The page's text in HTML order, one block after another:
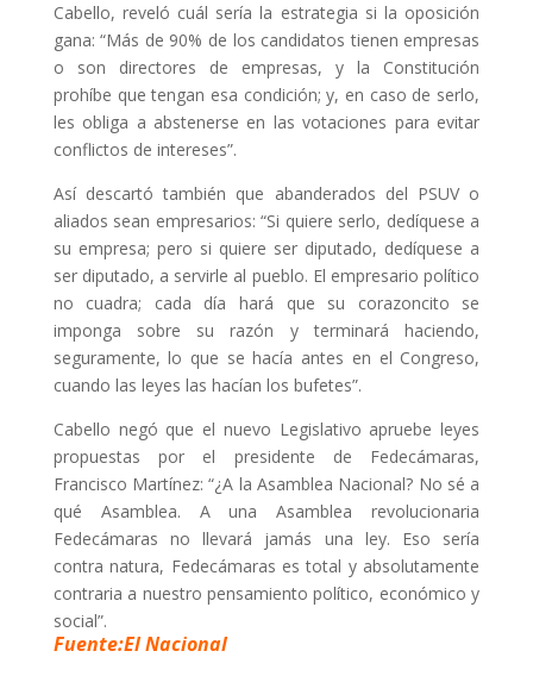
Cabello, reveló cuál sería la estrategia si la oposición
gana: “Más de 90% de los candidatos tienen empresas
o son directores de empresas, y la Constitución
prohíbe que tengan esa condición; y, en caso de serlo,
les obliga a abstenerse en las votaciones para evitar
conflictos de intereses”.
Así descartó también que abanderados del PSUV o
aliados sean empresarios: “Si quiere serlo, dedíquese a
su empresa; pero si quiere ser diputado, dedíquese a
ser diputado, a servirle al pueblo. El empresario político
no cuadra; cada día hará que su corazoncito se
imponga sobre su razón y terminará haciendo,
seguramente, lo que se hacía antes en el Congreso,
cuando las leyes las hacían los bufetes”.
Cabello negó que el nuevo Legislativo apruebe leyes
propuestas por el presidente de Fedecámaras,
Francisco Martínez: “¿A la Asamblea Nacional? No sé a
qué Asamblea. A una Asamblea revolucionaria
Fedecámaras no llevará jamás una ley. Eso sería
contra natura, Fedecámaras es total y absolutamente
contraria a nuestro pensamiento político, económico y
social”.
Fuente:El Nacional